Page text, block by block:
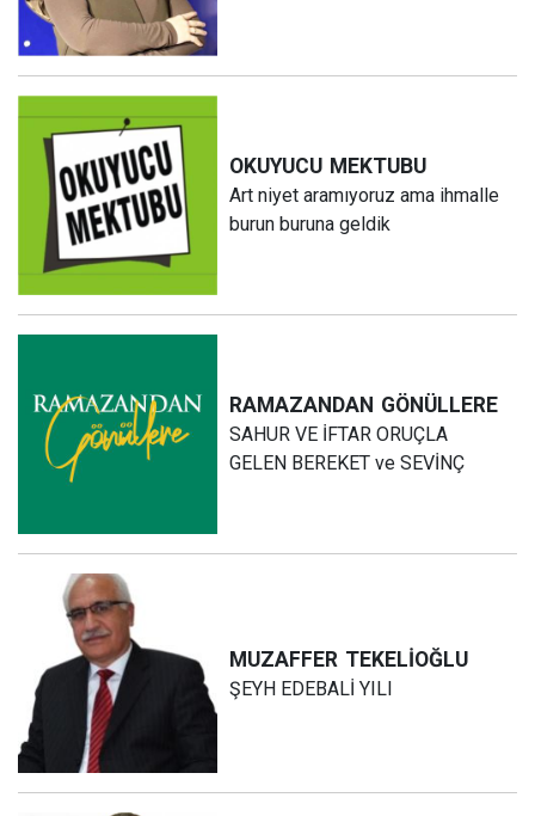
OKUYUCU MEKTUBU
Art niyet aramıyoruz ama ihmalle
burun buruna geldik
RAMAZANDAN GÖNÜLLERE
SAHUR VE İFTAR ORUÇLA
GELEN BEREKET ve SEVİNÇ
MUZAFFER TEKELİOĞLU
ŞEYH EDEBALİ YILI